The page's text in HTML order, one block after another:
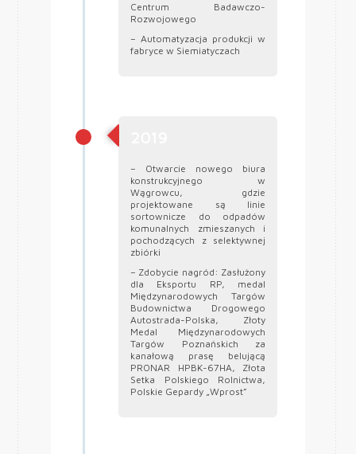
Centrum Badawczo-
Rozwojowego
– Automatyzacja produkcji w
fabryce w Siemiatyczach
– Otwarcie nowego biura
konstrukcyjnego w
Wągrowcu, gdzie
projektowane są linie
sortownicze do odpadów
komunalnych zmieszanych i
pochodzących z selektywnej
zbiórki
– Zdobycie nagród: Zasłużony
dla Eksportu RP, medal
Międzynarodowych Targów
Budownictwa Drogowego
Autostrada-Polska, Złoty
Medal Międzynarodowych
Targów Poznańskich za
kanałową prasę belującą
PRONAR HPBK-67HA, Złota
Setka Polskiego Rolnictwa,
Polskie Gepardy „Wprost”